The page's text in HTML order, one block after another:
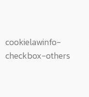
cookielawinfo-
checkbox-others